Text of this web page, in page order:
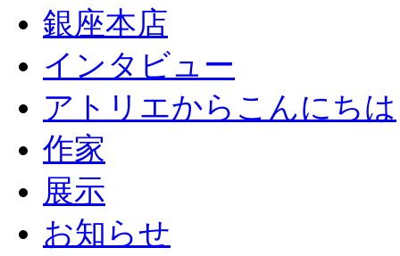
銀座本店
インタビュー
アトリエからこんにちは
作家
展示
お知らせ